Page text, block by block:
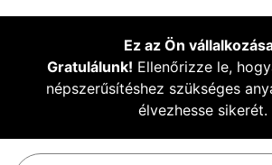
Ez az Ön
Gratulálunk! Ellenőrizze le,
népszerűsítéshez szükséges
élvezhesse sikerét.